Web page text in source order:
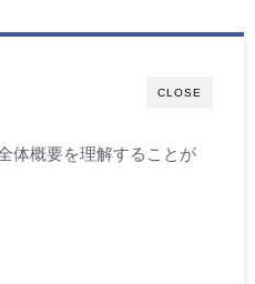
CLOSE
体概要を理解することが